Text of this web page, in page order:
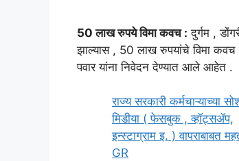
50 लाख रुपये विमा कवच : दुर्गम ,
झाल्यास , 50 लाख रुपयांचे विमा कवच
पवार यांना निवेदन देण्यात आले आहेत .
राज्य सरकारी कर्मचाऱ्याच्या
मिडीया ( फेसबुक , व्हॉट्सॲप,
इन्स्टाग्राम इ. ) वापराबाबत
GR